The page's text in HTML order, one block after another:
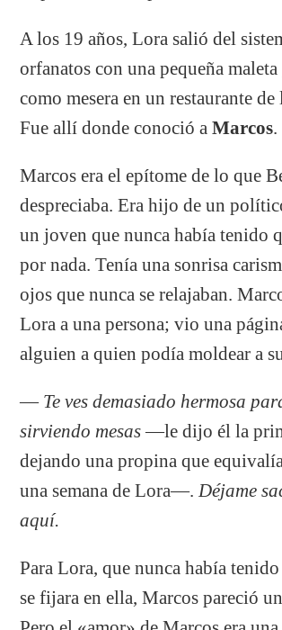
A los 19 años, Lora salió del
orfanatos con una pequeña
como mesera en un restaurante de
Fue allí donde conoció aMarcos.
Marcos era el epítome de lo que
despreciaba. Era hijo de un
un joven que nunca había tenido
por nada. Tenía una sonrisa
ojos que nunca se relajaban.
Lora a una persona; vio una
alguien a quien podía moldear a
— Te ves demasiado hermosa
sirviendo mesas—le dijo él la
dejando una propina que
una semana de Lora—. Déjame
aquí.
Para Lora, que nunca había
se fijara en ella, Marcos pareció